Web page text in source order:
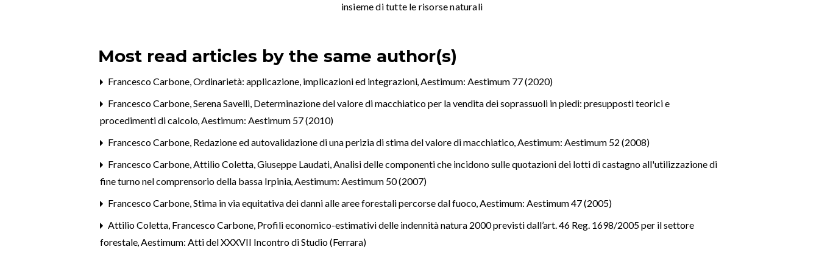
insieme di tutte le risorse naturali
Most read articles by the same author(s)
Francesco Carbone,Ordinarietà: applicazione, implicazioni ed integrazioni,Aestimum: Aestimum 77 (2020)
Francesco Carbone, Serena Savelli, Determinazione del valore di macchiatico per la vendita dei soprassuoli in piedi: presupposti teorici e
procedimenti di calcolo,Aestimum: Aestimum 57 (2010)
Francesco Carbone, Redazione ed autovalidazione di una perizia di stima del valore di macchiatico,Aestimum: Aestimum 52 (2008)
Francesco Carbone, Attilio Coletta, Giuseppe Laudati,Analisi delle componenti che incidono sulle quotazioni dei lotti di castagno all'utilizzazione di
fine turno nel comprensorio della bassa Irpinia,Aestimum: Aestimum 50 (2007)
Francesco Carbone,Stima in via equitativa dei danni alle aree forestali percorse dal fuoco,Aestimum: Aestimum 47 (2005)
Attilio Coletta, Francesco Carbone, Profili economico-estimativi delle indennità natura 2000 previsti dall’art. 46 Reg. 1698/2005 per il settore
forestale,Aestimum: Atti del XXXVII Incontro di Studio (Ferrara)